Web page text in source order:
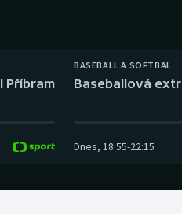
Příbram
BASEBALL A SOFTBAL
Baseballová
Dnes, 18:55-22:15